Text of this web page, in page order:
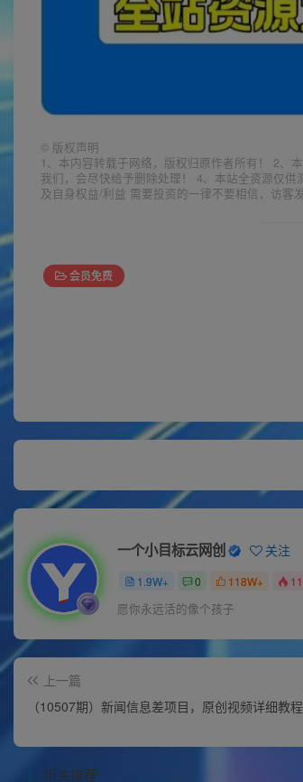
© 版权声明
1、本内容转载于网络，版权归原作者所有！ 2、
我们，会尽快给予删除处理！ 4、本站全资源仅
及自身权益/利益 需要投资的一律不要相信，访
会员免费
一个小目标云网创 关注
1.9W+ 0 118W+
愿你永远活的像个孩子
上一篇
（10507期）新闻信息差项目，原创视频详细教
相关推荐